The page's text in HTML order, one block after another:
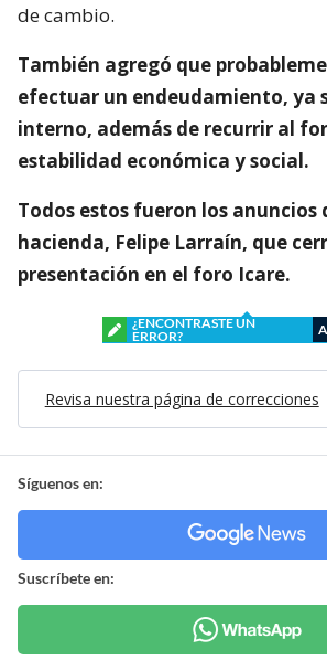
de cambio.
También agregó que
efectuar un endeudamiento, ya
interno, además de recurrir al
estabilidad económica y social.
Todos estos fueron los
hacienda, Felipe Larraín, que
presentación en el foro Icare.
¿ENCONTRASTE UN
ERROR?
Revisa nuestra página de correcciones
Síguenos en:
Suscríbete en: